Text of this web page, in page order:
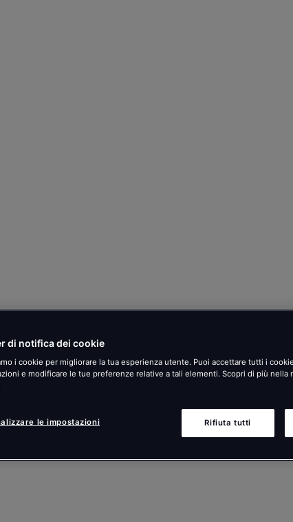
di notifica dei cookie
i cookie per migliorare la tua esperienza utente. Puoi accettare tutti i
e modificare le tue preferenze relative a tali elementi. Scopri di più nella
Rifiuta tutti
le impostazioni